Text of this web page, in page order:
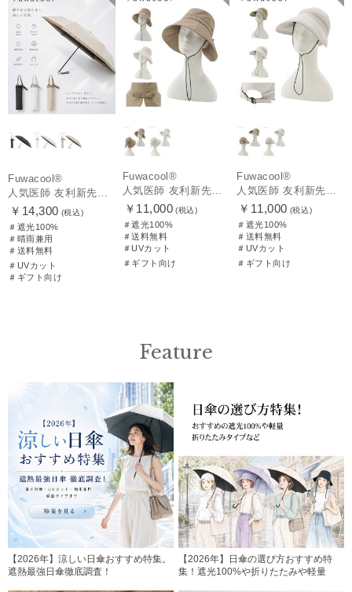
Fuwacool®
人気医師 友利新先生がほんきで作った”絶対に忘れない誰でも日傘” 55【晴雨兼用折りたたみ日傘】フワクール® (Fuwacool®) 雨の日OK 軽量 遮光100% UV100%
￥14,300 (税込)
＃遮光100%
＃晴雨兼用
＃送料無料
＃UVカット
＃ギフト向け
Fuwacool®
人気医師 友利新先生がほんきでつくったUVカット100％帽子【遮光100％帽子】フワクール® (Fuwacool®) リボンクロッシェ
￥11,000 (税込)
＃遮光100%
＃送料無料
＃UVカット
＃ギフト向け
Fuwacool®
人気医師 友利新先生がほんきでつくったUVカット100％帽子【遮光100％帽子】フワクール® (Fuwacool®) ジョッキーサンバイザー
￥11,000 (税込)
＃遮光100%
＃送料無料
＃UVカット
＃ギフト向け
Feature
【2026年】涼しい日傘おすすめ特集。
遮熱最強日傘徹底調査！
【2026年】日傘の選び方おすすめ特
集！遮光100%や折りたたみや軽量